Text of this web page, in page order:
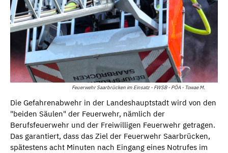
Feuerwehr Saarbrücken im Einsatz - FWSB - PÖA - Towae M.
Die Gefahrenabwehr in der Landeshauptstadt wird von den
"beiden Säulen" der Feuerwehr, nämlich der
Berufsfeuerwehr und der Freiwilligen Feuerwehr getragen.
Das garantiert, dass das Ziel der Feuerwehr Saarbrücken,
spätestens acht Minuten nach Eingang eines Notrufes im